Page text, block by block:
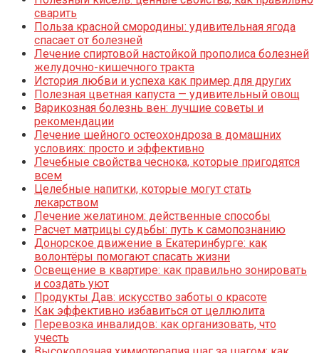
сварить
Польза красной смородины: удивительная ягода
спасает от болезней
Лечение спиртовой настойкой прополиса болезней
желудочно-кишечного тракта
История любви и успеха как пример для других
Полезная цветная капуста — удивительный овощ
Варикозная болезнь вен: лучшие советы и
рекомендации
Лечение шейного остеохондроза в домашних
условиях: просто и эффективно
Лечебные свойства чеснока, которые пригодятся
всем
Целебные напитки, которые могут стать
лекарством
Лечение желатином: действенные способы
Расчет матрицы судьбы: путь к самопознанию
Донорское движение в Екатеринбурге: как
волонтёры помогают спасать жизни
Освещение в квартире: как правильно зонировать
и создать уют
Продукты Дав: искусство заботы о красоте
Как эффективно избавиться от целлюлита
Перевозка инвалидов: как организовать, что
учесть